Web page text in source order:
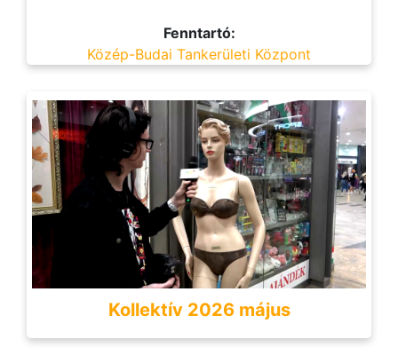
Fenntartó:
Közép-Budai Tankerületi Központ
Kollektív 2026 május